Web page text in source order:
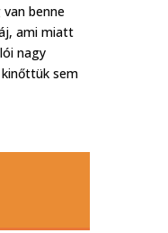
benne
ami miatt
nagy
sem